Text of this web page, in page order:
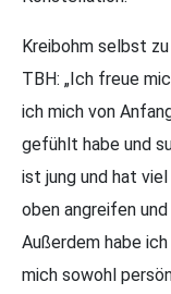
Kreibohm selbst
TBH: „Ich freue
ich mich von
gefühlt habe und
ist jung und hat
oben angreifen
Außerdem habe
mich sowohl